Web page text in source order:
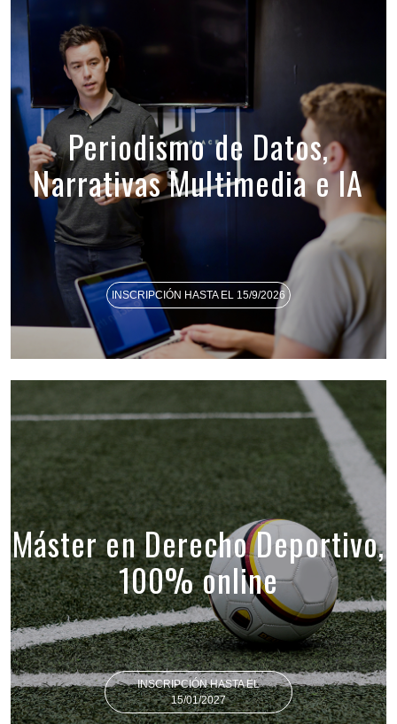
Periodismo de Datos,
Narrativas Multimedia e IA
INSCRIPCIÓN HASTA EL 15/9/2026
Máster en Derecho Deportivo,
100% online
INSCRIPCIÓN HASTA EL
15/01/2027